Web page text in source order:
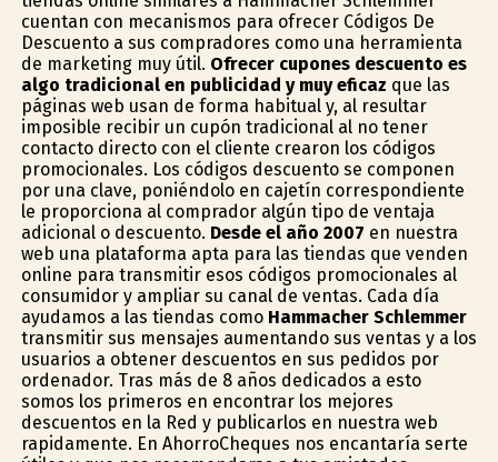
cuentan con mecanismos para ofrecer Códigos De
Descuento a sus compradores como una herramienta
de marketing muy útil. Ofrecer cupones descuento es
algo tradicional en publicidad y muy eficaz que las
páginas web usan de forma habitual y, al resultar
imposible recibir un cupón tradicional al no tener
contacto directo con el cliente crearon los códigos
promocionales. Los códigos descuento se componen
por una clave, poniéndolo en cajetín correspondiente
le proporciona al comprador algún tipo de ventaja
adicional o descuento. Desde el año 2007 en nuestra
web una plataforma apta para las tiendas que venden
online para transmitir esos códigos promocionales al
consumidor y ampliar su canal de ventas. Cada día
ayudamos a las tiendas como Hammacher Schlemmer
transmitir sus mensajes aumentando sus ventas y a los
usuarios a obtener descuentos en sus pedidos por
ordenador. Tras más de 8 años dedicados a esto
somos los primeros en encontrar los mejores
descuentos en la Red y publicarlos en nuestra web
rapidamente. En AhorroCheques nos encantaría serte